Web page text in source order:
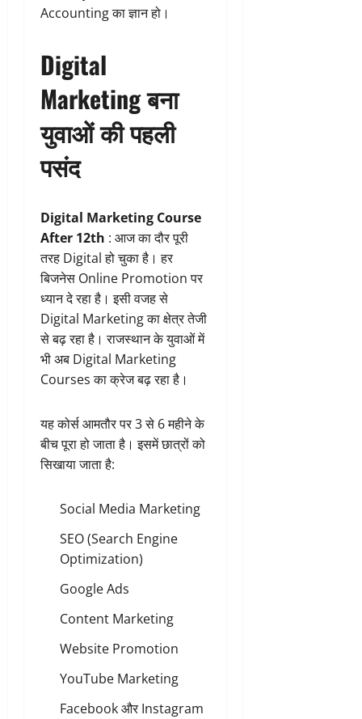
Accounting का ज्ञान हो।
Digital
Marketing बना
युवाओं की पहली
पसंद
Digital Marketing Course
After 12th : आज का दौर पूरी
तरह Digital हो चुका है। हर
बिजनेस Online Promotion पर
ध्यान दे रहा है। इसी वजह से
Digital Marketing का क्षेत्र तेजी
से बढ़ रहा है। राजस्थान के युवाओं में
भी अब Digital Marketing
Courses का क्रेज बढ़ रहा है।
यह कोर्स आमतौर पर 3 से 6 महीने के
बीच पूरा हो जाता है। इसमें छात्रों को
सिखाया जाता है:
Social Media Marketing
SEO (Search Engine
Optimization)
Google Ads
Content Marketing
Website Promotion
YouTube Marketing
Facebook और Instagram